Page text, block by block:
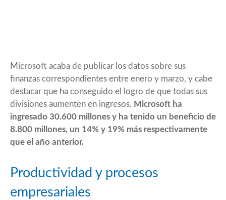
Microsoft acaba de publicar los datos sobre sus
finanzas correspondientes entre enero y marzo, y cabe
destacar que ha conseguido el logro de que todas sus
divisiones aumenten en ingresos. Microsoft ha
ingresado 30.600 millones y ha tenido un beneficio de
8.800 millones, un 14% y 19% más respectivamente
que el año anterior.
Productividad y procesos
empresariales